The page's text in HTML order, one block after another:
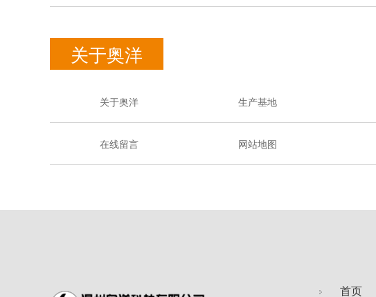
关于奥洋
关于奥洋 生产基地
在线留言 网站地图
首页